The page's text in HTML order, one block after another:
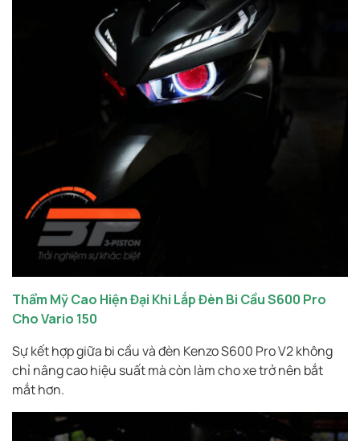
Thẩm Mỹ Cao Hiện Đại Khi Lắp Đèn Bi Cầu S600 Pro
Cho Vario 150
Sự kết hợp giữa bi cầu và đèn Kenzo S600 Pro V2 không
chỉ nâng cao hiệu suất mà còn làm cho xe trở nên bắt
mắt hơn.